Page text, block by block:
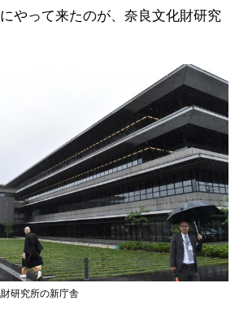
やって来たのが、奈良文化財研究
研究所の新庁舎